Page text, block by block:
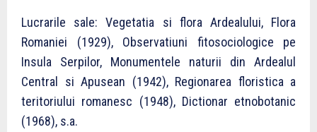
Lucrarile sale: Vegetatia si flora Ardealului, Flora
Romaniei (1929), Observatiuni fitosociologice pe
Insula Serpilor, Monumentele naturii din Ardealul
Central si Apusean (1942), Regionarea floristica a
teritoriului romanesc (1948), Dictionar etnobotanic
(1968), s.a.